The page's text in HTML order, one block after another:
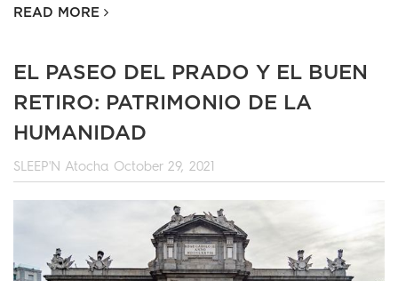
READ MORE
EL PASEO DEL PRADO Y EL BUEN
RETIRO: PATRIMONIO DE LA
HUMANIDAD
SLEEP'N Atocha October 29, 2021